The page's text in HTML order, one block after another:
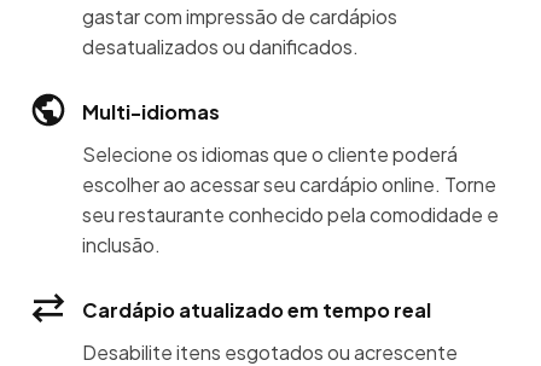
gastar com impressão de cardápios
desatualizados ou danificados.
Multi-idiomas
Selecione os idiomas que o cliente poderá
escolher ao acessar seu cardápio online. Torne
seu restaurante conhecido pela comodidade e
inclusão.
Cardápio atualizado em tempo real
Desabilite itens esgotados ou acrescente